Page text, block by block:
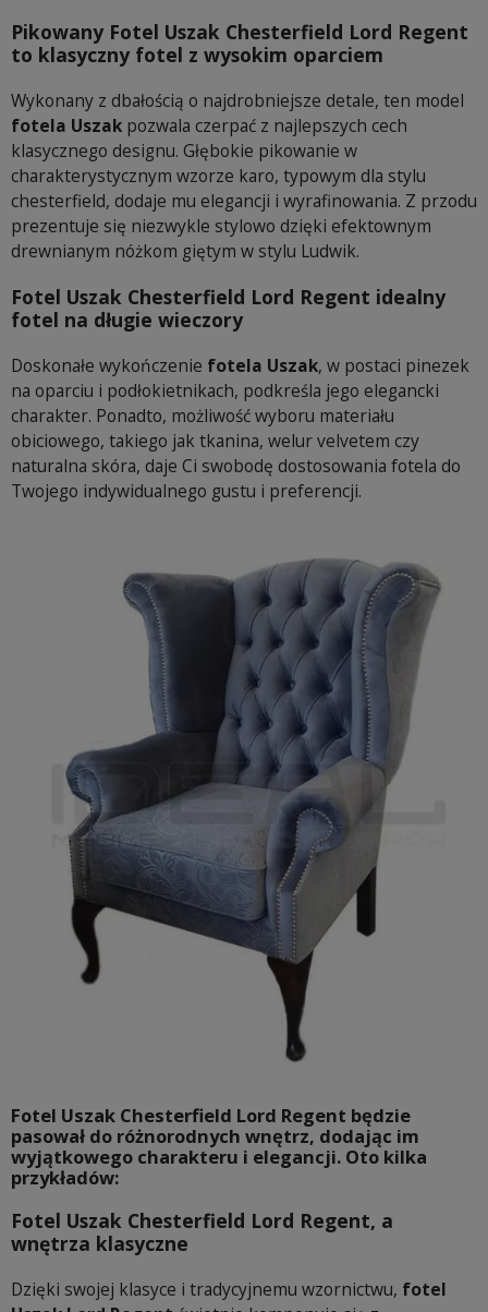
Pikowany Fotel Uszak Chesterfield Lord Regent
to klasyczny fotel z wysokim oparciem
Wykonany z dbałością o najdrobniejsze detale, ten model
fotela Uszak pozwala czerpać z najlepszych cech
klasycznego designu. Głębokie pikowanie w
charakterystycznym wzorze karo, typowym dla stylu
chesterfield, dodaje mu elegancji i wyrafinowania. Z przodu
prezentuje się niezwykle stylowo dzięki efektownym
drewnianym nóżkom giętym w stylu Ludwik.
Fotel Uszak Chesterfield Lord Regent idealny
fotel na długie wieczory
Doskonałe wykończenie fotela Uszak, w postaci pinezek
na oparciu i podłokietnikach, podkreśla jego elegancki
charakter. Ponadto, możliwość wyboru materiału
obiciowego, takiego jak tkanina, welur velvetem czy
naturalna skóra, daje Ci swobodę dostosowania fotela do
Twojego indywidualnego gustu i preferencji.
Fotel Uszak Chesterfield Lord Regent będzie
pasował do różnorodnych wnętrz, dodając im
wyjątkowego charakteru i elegancji. Oto kilka
przykładów:
Fotel Uszak Chesterfield Lord Regent, a
wnętrza klasyczne
Dzięki swojej klasyce i tradycyjnemu wzornictwu, fotel